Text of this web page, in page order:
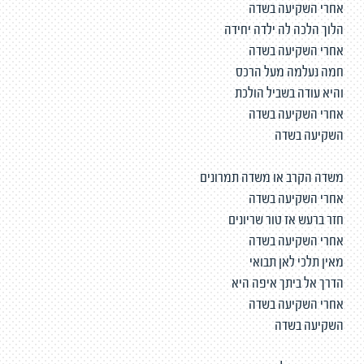
אחרי השקיעה בשדה
הלוך הלכה לה ילדה יחידה
אחרי השקיעה בשדה
חמה נעלמה מעל הרכס
והיא עודה בשביל הולכת
אחרי השקיעה בשדה
השקיעה בשדה
משדה הקרב או משדה תמרונים
אחרי השקיעה בשדה
חזר ברעש אז טור שריונים
אחרי השקיעה בשדה
מאין תלכי לאן תבואי
הדרך אל ביתך איפה היא
אחרי השקיעה בשדה
השקיעה בשדה